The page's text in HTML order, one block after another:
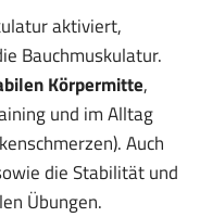
aktiviert,
Bauchmuskulatur.
Körpermitte,
und im Alltag
Auch
die Stabilität und
Übungen.